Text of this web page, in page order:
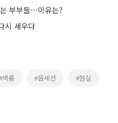
부부들⋯이유는?
시 세우다
백룸 #옵세션 #현실